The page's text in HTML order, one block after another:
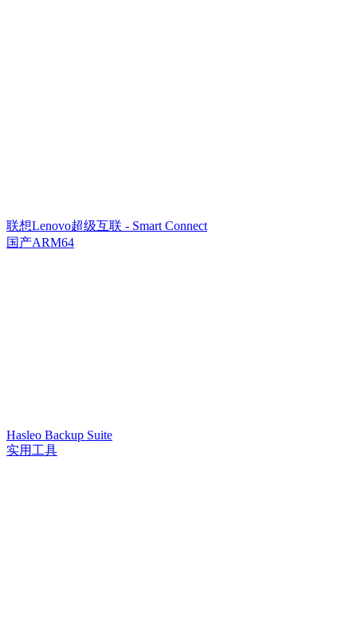
联想Lenovo超级互联 - Smart Connect
国产ARM64
Hasleo Backup Suite
实用工具